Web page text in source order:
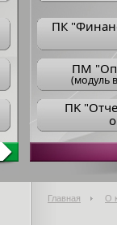
ПК
ПM
(модуль
ПK
Главная О